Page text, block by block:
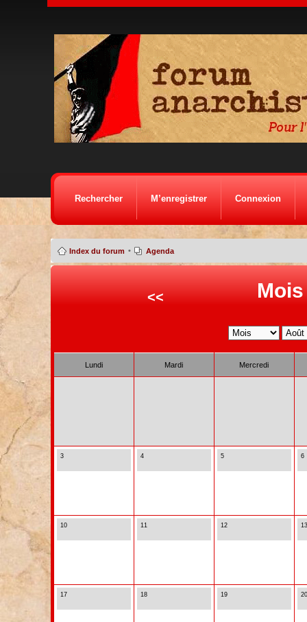
Rechercher M’enregistrer Connexion
Index du forum • Agenda
<<
Lundi Mardi Mercredi
3 4 5 6
10 11 12 13
17 18 19 20